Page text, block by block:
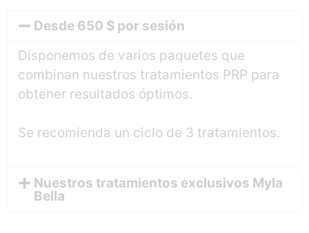
Desde 650 $ por sesión
Disponemos de varios paquetes que
combinan nuestros tratamientos PRP para
obtener resultados óptimos.
Se recomienda un ciclo de 3 tratamientos.
Nuestros tratamientos exclusivos Myla
Bella